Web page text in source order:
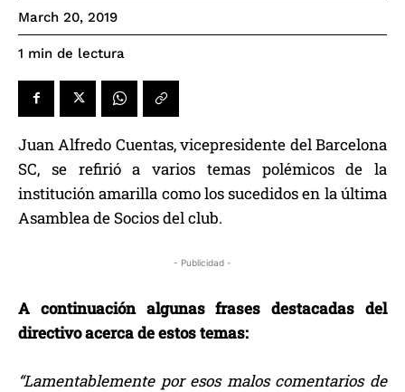
March 20, 2019
1 min de lectura
Juan Alfredo Cuentas, vicepresidente del Barcelona
SC, se refirió a varios temas polémicos de la
institución amarilla como los sucedidos en la última
Asamblea de Socios del club.
- Publicidad -
A continuación algunas frases destacadas del
directivo acerca de estos temas:
“Lamentablemente por esos malos comentarios de